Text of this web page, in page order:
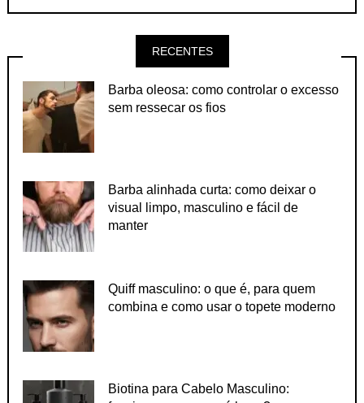
RECENTES
Barba oleosa: como controlar o excesso
sem ressecar os fios
Barba alinhada curta: como deixar o
visual limpo, masculino e fácil de
manter
Quiff masculino: o que é, para quem
combina e como usar o topete moderno
Biotina para Cabelo Masculino: